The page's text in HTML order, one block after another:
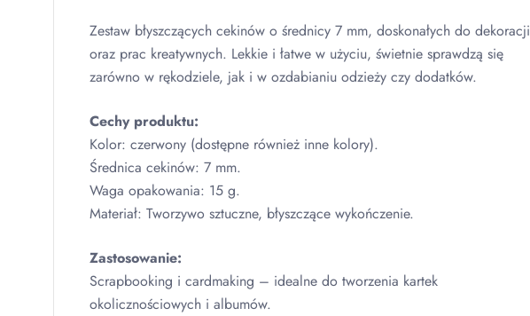
Zestaw błyszczących cekinów o średnicy 7 mm, doskonałych do dekoracji
oraz prac kreatywnych. Lekkie i łatwe w użyciu, świetnie sprawdzą się
zarówno w rękodziele, jak i w ozdabianiu odzieży czy dodatków.
Cechy produktu:
Kolor: czerwony (dostępne również inne kolory).
Średnica cekinów: 7 mm.
Waga opakowania: 15 g.
Materiał: Tworzywo sztuczne, błyszczące wykończenie.
Zastosowanie:
Scrapbooking i cardmaking – idealne do tworzenia kartek
okolicznościowych i albumów.